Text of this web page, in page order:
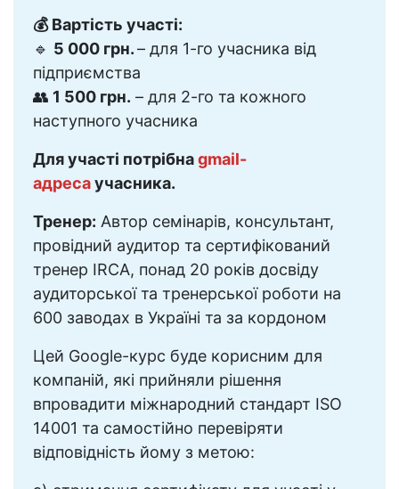
💰 Вартість участі:
🔹 5 000 грн.– для 1-го учасника від
підприємства
👥 1 500 грн. – для 2-го та кожного
наступного учасника
Для участі потрібнаgmail-
адресаучасника.
Тренер: Автор семінарів, консультант,
провідний аудитор та сертифікований
тренер IRCA, понад 20 років досвіду
аудиторської та тренерської роботи на
600 заводах в Україні та за кордоном
Цей Google-курс буде корисним для
компаній, які прийняли рішення
впровадити міжнародний стандарт ISO
14001 та самостійно перевіряти
відповідність йому з метою: